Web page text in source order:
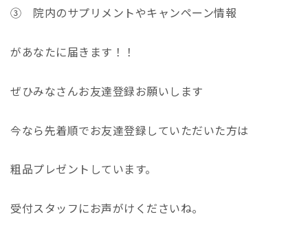
③ 院内のサプリメントやキャンペーン情報
があなたに届きます！！
ぜひみなさんお友達登録お願いします
今なら先着順でお友達登録していただいた方は
粗品プレゼントしています。
受付スタッフにお声がけくださいね。